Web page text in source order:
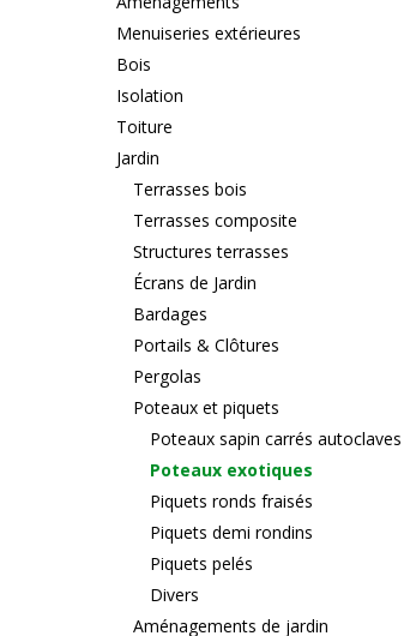
Menuiseries extérieures
Bois
Isolation
Toiture
Jardin
Terrasses bois
Terrasses composite
Structures terrasses
Écrans de Jardin
Bardages
Portails & Clôtures
Pergolas
Poteaux et piquets
Poteaux sapin carrés autoclaves
Poteaux exotiques
Piquets ronds fraisés
Piquets demi rondins
Piquets pelés
Divers
Aménagements de jardin